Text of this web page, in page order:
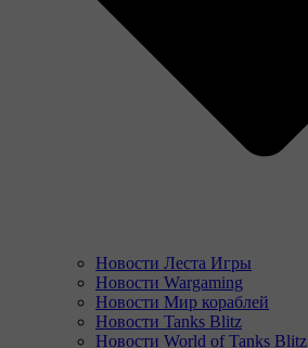
Новости Леста Игры
Новости Wargaming
Новости Мир кораблей
Новости Tanks Blitz
Новости World of Tanks Blitz